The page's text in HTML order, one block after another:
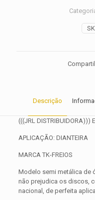
Descrição
(((JRL DISTRIBUIDORA)))
APLICAÇÃO: DIANTEIRA
MARCA TK-FREIOS
Modelo semi metálica de
não prejudica os discos,
nacional, de perfeita